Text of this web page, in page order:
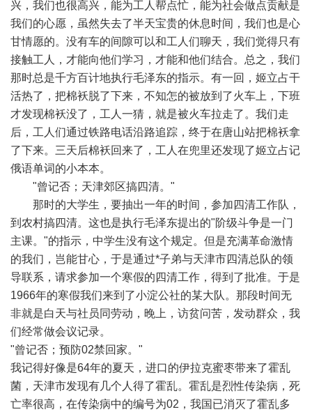
兴，我们也很高兴，能为工人帮点忙，能为社会做点贡献是
我们的心愿，虽然失去了半天宝贵的休息时间，我们也是心
甘情愿的。没有车的间隙可以和工人们聊天，我们觉得只有
接触工人，才能向他们学习，才能和他们结合。总之，我们
那时总是千方百计地执行毛泽东的指示。有一回，姬立占干
活热了，把棉袄脱了下来，不知怎的被放到了火车上，下班
才发现棉袄没了，工人一猜，就是被火车拉走了。我们走
后，工人们通过铁路电话沿路追踪，终于在唐山站把棉袄拿
了下来。三天后棉袄回来了，工人在兜里还发现了姬立占记
俄语单词的小本本。
"曾记否；天津郊区搞四清。"
那时的大学生，要抽出一年的时间，参加四清工作队，
到农村搞四清。这也是执行毛泽东提出的"阶级斗争是一门
主课。"的指示，中学生没有这个规定。但是充满革命激情
的我们，岂能甘心，于是通过*子弟与天津市四清总队的领
导联系，请求参加一个寒假的四清工作，得到了批准。于是
1966年的寒假我们来到了小淀公社的某大队。那段时间无
非就是白天与社员同劳动，晚上，访贫问苦，发动群众，我
们经常做会议记录。
"曾记否；预防02禁回家。"
我记得好像是64年的夏天，进口的伊拉克蜜枣带来了霍乱
菌，天津市发现有几个人得了霍乱。霍乱是烈性传染病，死
亡率很高，在传染病中的编号为02，我国已消灭了霍乱多